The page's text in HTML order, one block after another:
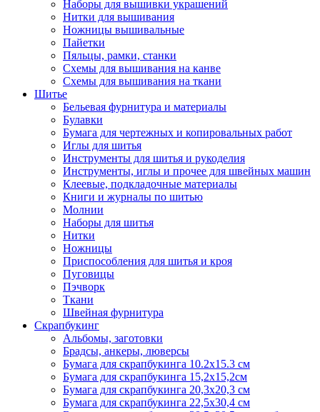
Наборы для вышивки украшений
Нитки для вышивания
Ножницы вышивальные
Пайетки
Пяльцы, рамки, станки
Схемы для вышивания на канве
Схемы для вышивания на ткани
Шитье
Бельевая фурнитура и материалы
Булавки
Бумага для чертежных и копировальных работ
Иглы для шитья
Инструменты для шитья и рукоделия
Инструменты, иглы и прочее для швейных машин
Клеевые, подкладочные материалы
Книги и журналы по шитью
Молнии
Наборы для шитья
Нитки
Ножницы
Приспособления для шитья и кроя
Пуговицы
Пэчворк
Ткани
Швейная фурнитура
Скрапбукинг
Альбомы, заготовки
Брадсы, анкеры, люверсы
Бумага для скрапбукинга 10.2х15.3 см
Бумага для скрапбукинга 15,2х15,2см
Бумага для скрапбукинга 20,3х20,3 см
Бумага для скрапбукинга 22,5х30,4 см